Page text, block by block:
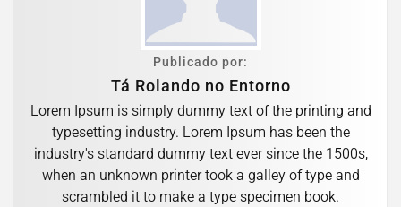
Publicado por:
Tá Rolando no Entorno
Lorem Ipsum is simply dummy text of the printing and
typesetting industry. Lorem Ipsum has been the
industry's standard dummy text ever since the 1500s,
when an unknown printer took a galley of type and
scrambled it to make a type specimen book.